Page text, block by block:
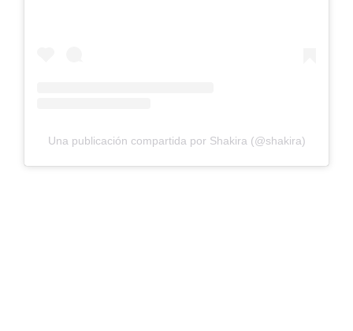
Una publicación compartida por Shakira (@shakira)